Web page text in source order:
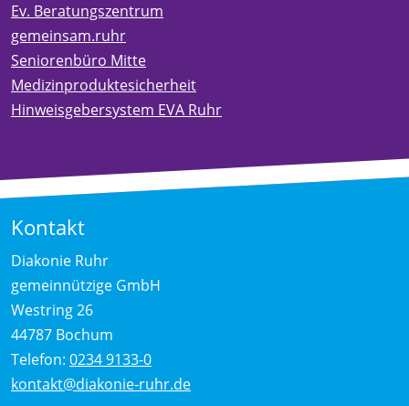
Ev. Beratungszentrum
gemeinsam.ruhr
Seniorenbüro Mitte
Medizinproduktesicherheit
Hinweisgebersystem EVA Ruhr
Kontakt
Diakonie Ruhr
gemeinnützige GmbH
Westring 26
44787 Bochum
Telefon: 0234 9133-0
kontakt@diakonie-ruhr.de